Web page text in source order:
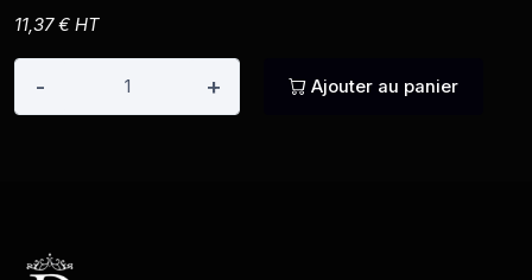
11,37 € HT
- + Ajouter au panier